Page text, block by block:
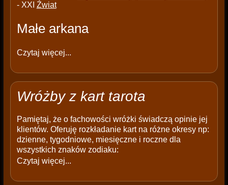
- XXI Źwiat
Małe arkana
Czytaj więcej...
Wróżby z kart tarota
Pamiętaj, że o fachowości wróżki świadczą opinie jej
klientów. Oferuję rozkładanie kart na różne okresy np:
dzienne, tygodniowe, miesięczne i roczne dla
wszystkich znaków zodiaku:
Czytaj więcej...